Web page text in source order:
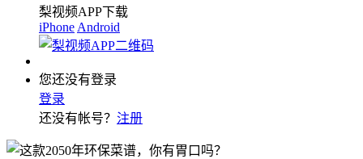
梨视频APP下载
iPhone Android
您还没有登录
登录
还没有帐号？ 注册